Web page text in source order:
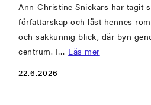
Ann-Christine Snickars har tagit
författarskap och läst hennes
och sakkunnig blick, där byn
centrum. I… Läs mer
22.6.2026